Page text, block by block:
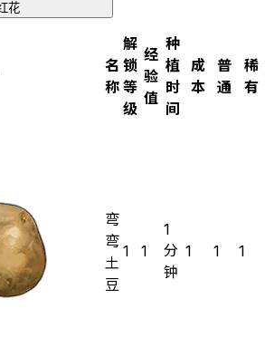
花
名
称
解
锁
等
级
经
验
值
种
植
时
间
成
本
普
通
稀
有
弯
弯
土
豆
1 1
1
分
钟
1 1 1